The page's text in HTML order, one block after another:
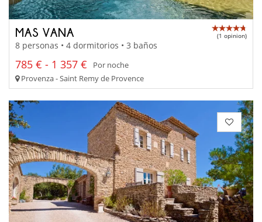
MAS VANA (1 opinion)
8 personas • 4 dormitorios • 3 baños
785 € - 1 357 €
Por noche
Provenza - Saint Remy de Provence